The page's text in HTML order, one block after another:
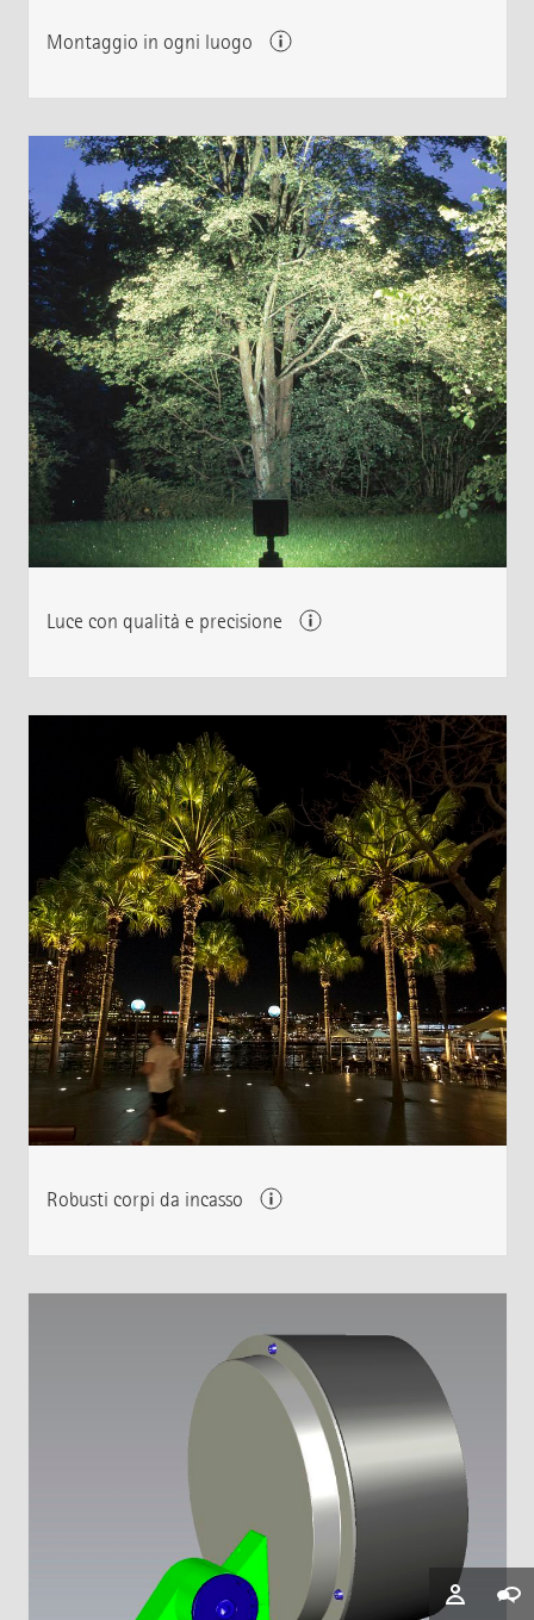
Montaggio in ogni luogo
Luce con qualità e precisione
Robusti corpi da incasso